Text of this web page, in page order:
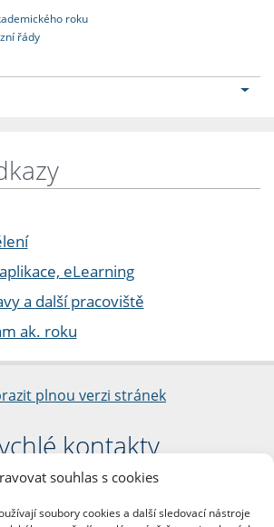
souhlas s cookies
soubory cookies a další sledovací nástroje
roku
řády
eLearning
a další pracoviště
ak. roku
plnou verzi stránek
kontakty
Filozofická fakulta
Jana Palacha 1/2